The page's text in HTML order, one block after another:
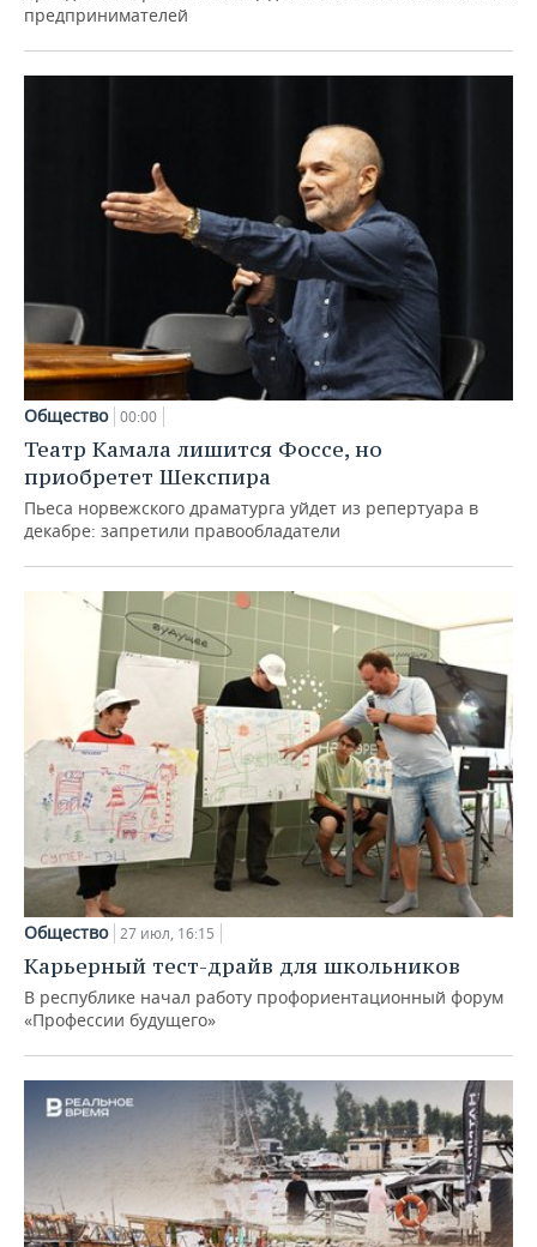
предпринимателей
Общество 00:00
Театр Камала лишится Фоссе, но
приобретет Шекспира
Пьеса норвежского драматурга уйдет из репертуара в
декабре: запретили правообладатели
Общество 27 июл, 16:15
Карьерный тест-драйв для школьников
В республике начал работу профориентационный форум
«Профессии будущего»